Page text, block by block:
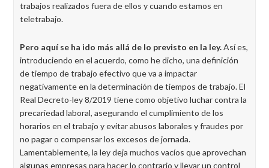
trabajos realizados fuera de ellos y cuando estamos en
teletrabajo.
Pero aquí se ha ido más allá de lo previsto en la ley.Así es,
introduciendo en el acuerdo, como he dicho, una definición
de tiempo de trabajo efectivo que va a impactar
negativamente en la determinación de tiempos de trabajo. El
Real Decreto-ley 8/2019 tiene como objetivo luchar contra la
precariedad laboral, asegurando el cumplimiento de los
horarios en el trabajo y evitar abusos laborales y fraudes por
no pagar o compensar los excesos de jornada.
Lamentablemente, la ley deja muchos vacíos que aprovechan
algunas empresas para hacer lo contrario y llevar un control